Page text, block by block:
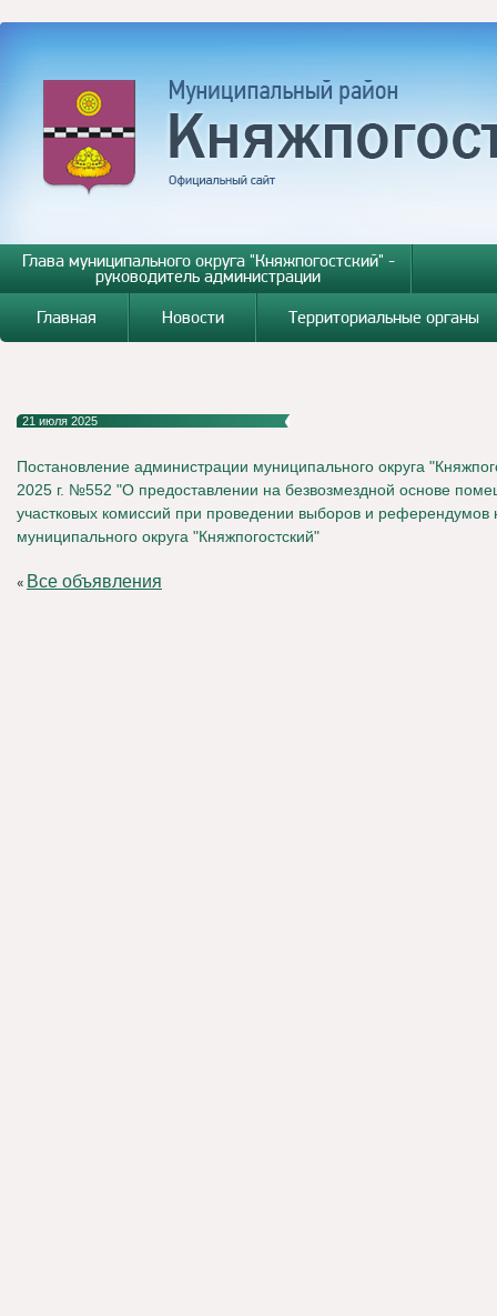
Глава муниципального округа "Княжпогостский" -
руководитель администрации
Главная
Новости Территориальные органы
21 июля 2025
Постановление администрации муниципального округа
2025 г. №552 "О предоставлении на безвозмездной основе
участковых комиссий при проведении выборов и референдумов
муниципального округа "Княжпогостский"
« Все объявления